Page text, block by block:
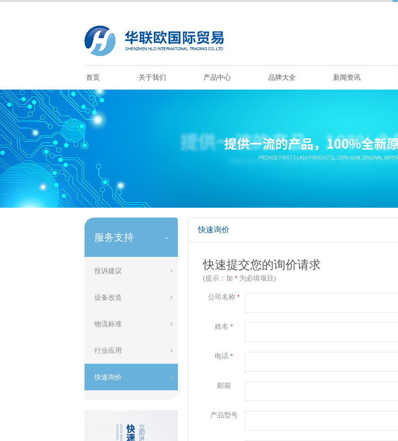
首页 关于我们 产品中心 品牌大全 新闻资讯
服务支持 -
投诉建议
设备改造
物流标准
行业应用
快速询价
快速询价
快速提交您的询价请求
(提示：加 * 为必填项目)
公司名称 *
姓名 *
电话 *
邮箱
产品型号